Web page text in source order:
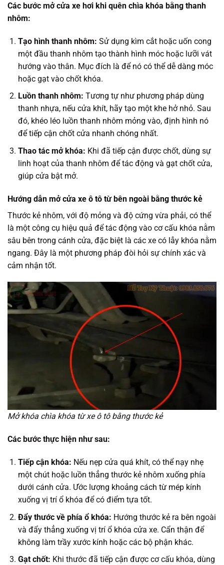
Các bước mở cửa xe hơi khi quên chìa khóa bằng thanh
nhôm:
Tạo hình thanh nhôm: Sử dụng kìm cắt hoặc uốn cong
một đầu thanh nhôm tạo thành hình móc hoặc lưỡi vát
hướng vào thân. Mục đích là để nó có thể dễ dàng móc
hoặc gạt vào chốt khóa.
Luồn thanh nhôm: Tương tự như phương pháp dùng
thanh nhựa, nếu cửa khít, hãy tạo một khe hở nhỏ. Sau
đó, khéo léo luồn thanh nhôm mỏng vào, định hình nó
để tiếp cận chốt cửa nhanh chóng nhất.
Thao tác mở khóa: Khi đã tiếp cận được chốt, dùng sự
linh hoạt của thanh nhôm để tác động và gạt chốt cửa,
giúp cửa bật mở.
Hướng dẫn mở cửa xe ô tô từ bên ngoài bằng thước kẻ
Thước kẻ nhôm, với độ mỏng và độ cứng vừa phải, có thể
là một công cụ hiệu quả để tác động vào cơ cấu khóa nằm
sâu bên trong cánh cửa, đặc biệt là các xe có lẫy khóa nằm
ngang. Đây là một phương pháp đòi hỏi sự chính xác và
cảm nhận tốt.
Mở khóa chìa khóa từ xe ô tô bằng thước kẻ
Các bước thực hiện như sau:
Tiếp cận khóa: Nếu nẹp cửa quá khít, có thể nạy nhẹ
một chút hoặc luồn thẳng thước kẻ nhôm xuống phía
dưới cánh cửa. Ước lượng khoảng cách từ mép kính
xuống vị trí ổ khóa để có điểm tựa tốt.
Đẩy thước về phía ổ khóa: Hướng thước kẻ ra bên ngoài
và đẩy thẳng xuống vị trí ổ khóa cửa xe. Cẩn thận để
không làm trầy xước kính hoặc các bộ phận khác.
Gạt chốt: Khi thước đã tiếp cận được cơ cấu khóa, dùng